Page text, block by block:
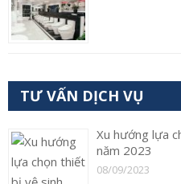
TƯ VẤN DỊCH VỤ
Xu hướng lựa
năm 2023
08/09/2023